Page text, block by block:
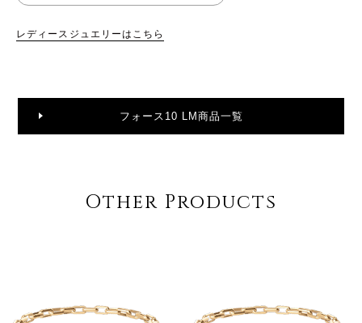
レディースジュエリーはこちら
フォース10 LM商品一覧
Other Products